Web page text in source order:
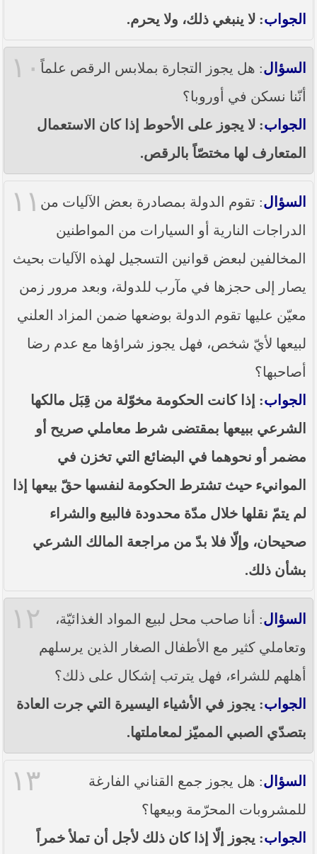
الجواب: لا ينبغي ذلك، ولا يحرم.
١٠ السؤال: هل يجوز التجارة بملابس الرقص علماً
أنّنا نسكن في أوروبا؟
الجواب: لا يجوز على الأحوط إذا كان الاستعمال
المتعارف لها مختصّاً بالرقص.
١١ السؤال: تقوم الدولة بمصادرة بعض الآليات من
الدراجات النارية أو السيارات من المواطنين
المخالفين لبعض قوانين التسجيل لهذه الآليات بحيث
يصار إلى حجزها في مآرب للدولة، وبعد مرور زمن
معيّن عليها تقوم الدولة بوضعها ضمن المزاد العلني
لبيعها لأيّ شخص، فهل يجوز شراؤها مع عدم رضا
أصاحبها؟
الجواب: إذا كانت الحكومة مخوّلة من قِبَل مالكها
الشرعي ببيعها بمقتضى شرط معاملي صريح أو
مضمر أو نحوهما في البضائع التي تخزن في
الموانيء حيث تشترط الحكومة لنفسها حقّ بيعها إذا
لم يتمّ نقلها خلال مدّة محدودة فالبيع والشراء
صحيحان، وإلّا فلا بدّ من مراجعة المالك الشرعي
بشأن ذلك.
١٢ السؤال: أنا صاحب محل لبيع المواد الغذائيّة،
وتعاملي كثير مع الأطفال الصغار الذين يرسلهم
أهلهم للشراء، فهل يترتب إشكال على ذلك؟
الجواب: يجوز في الأشياء اليسيرة التي جرت العادة
بتصدّي الصبي المميّز لمعاملتها.
١٣ السؤال: هل يجوز جمع القناني الفارغة
للمشروبات المحرّمة وبيعها؟
الجواب: يجوز إلّا إذا كان ذلك لأجل أن تملأ خمراً